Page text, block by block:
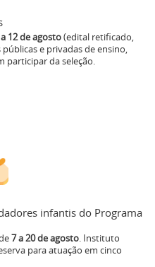
12 de agosto
e privadas de ensino,
participar da seleção.
infantis do Programa
para atuação em cinco